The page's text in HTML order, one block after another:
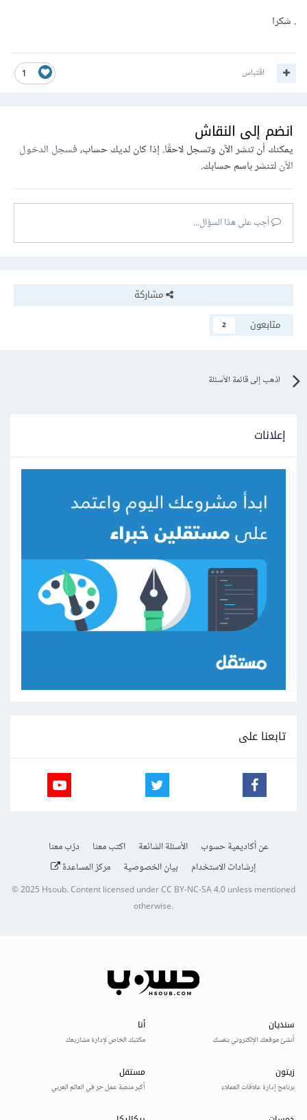
>withPivot('Quantity' , 'state')-
>wherePivot('state' , 0);
ثم حاول ازالة الأقواس عند استدعاء
العلاقةservicesInCart servicesInCart كالتالي
@foreach(Auth::user()->servicesInCart as
وأخبرنا بالنتيجة
. شكرا
1 اقتباس
انضم إلى النقاش
يمكنك أن تنشر الآن وتسجل لاحقًا. إذا كان لديك حساب،فسجل الدخول
الآنلتنشر باسم حسابك.
أجب على هذا السؤال...
مشاركة
متابعون
2
اذهب إلى قائمة الأسئلة
إعلانات
تابعنا على
عن أكاديمية حسوب الأسئلة الشائعة اكتب معنا
درّب معنا
إرشادات الاستخدام
بيان الخصوصية مركز المساعدة
© 2025Hsoub.Content licensed underCC BY-NC-SA 4.0unless mentioned
otherwise.